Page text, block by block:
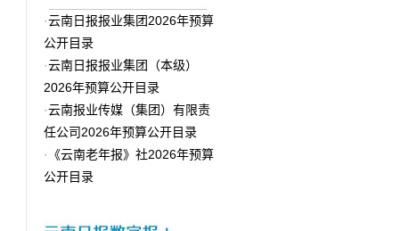
·云南日报报业集团2026年预算
公开目录
·云南日报报业集团（本级）
2026年预算公开目录
·云南报业传媒（集团）有限责
任公司2026年预算公开目录
· 《云南老年报》社2026年预算
公开目录